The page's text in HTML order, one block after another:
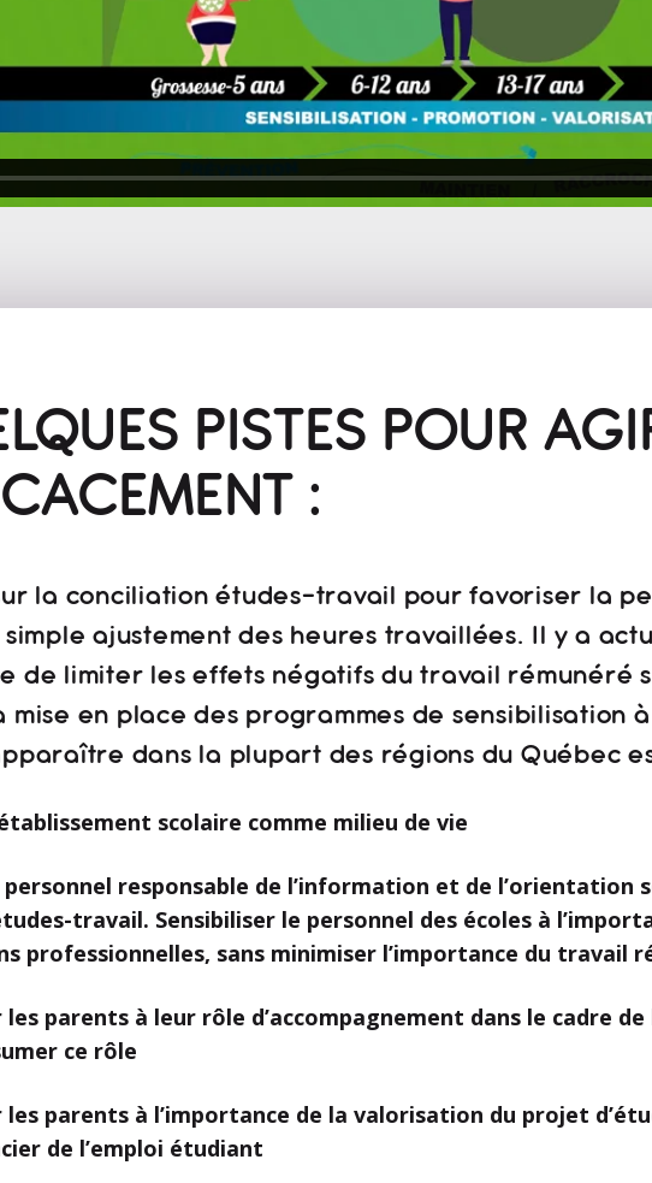
PISTES POUR
:
la conciliation études-travail pour favoriser la
ajustement des heures travaillées. Il y a
de limiter les effets négatifs du travail rémunéré
mise en place des programmes de sensibilisation
dans la plupart des régions du Québec
scolaire comme milieu de vie
personnel responsable de l’information et de l’orientation
travail. Sensibiliser le personnel des écoles à
professionnelles, sans minimiser l’importance du travail
les parents à leur rôle d’accompagnement dans le cadre
ce rôle
les parents à l’importance de la valorisation du projet
de l’emploi étudiant